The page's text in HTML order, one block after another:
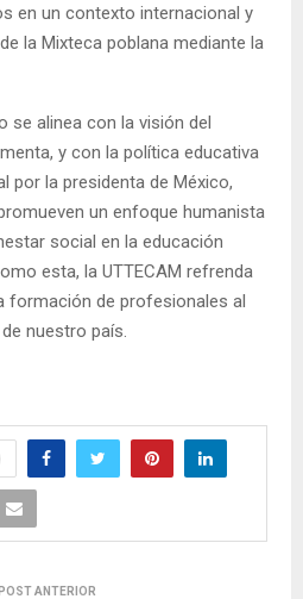
en un contexto internacional y
la Mixteca poblana mediante la
se alinea con la visión del
y con la política educativa
por la presidenta de México,
un enfoque humanista
social en la educación
esta, la UTTECAM refrenda
formación de profesionales al
nuestro país.
POST ANTERIOR